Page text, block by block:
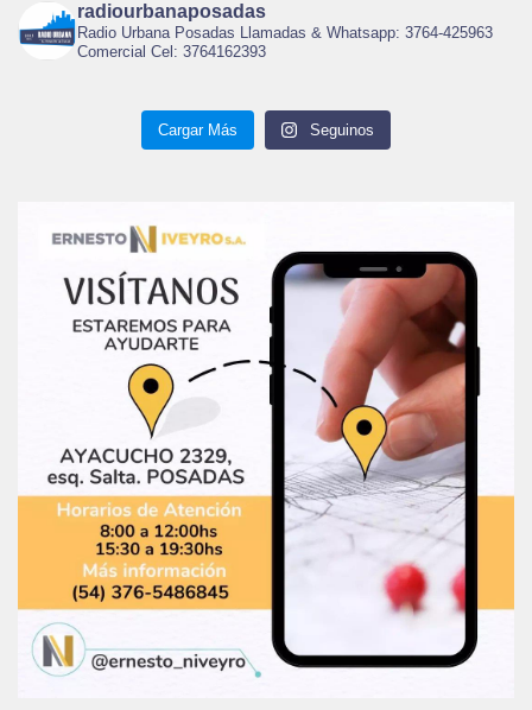
radiourbanaposadas
Radio Urbana Posadas Llamadas & Whatsapp: 3764-425963
Comercial Cel: 3764162393
Cargar Más Seguinos